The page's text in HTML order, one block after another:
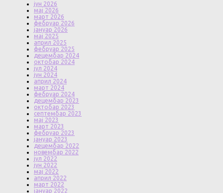
јун 2026
мај 2026
март 2026
фебруар 2026
јануар 2026
мај 2025
април 2025
фебруар 2025
децембар 2024
октобар 2024
јул 2024
јун 2024
април 2024
март 2024
фебруар 2024
децембар 2023
октобар 2023
септембар 2023
мај 2023
март 2023
фебруар 2023
јануар 2023
децембар 2022
новембар 2022
јул 2022
јун 2022
мај 2022
април 2022
март 2022
јануар 2022